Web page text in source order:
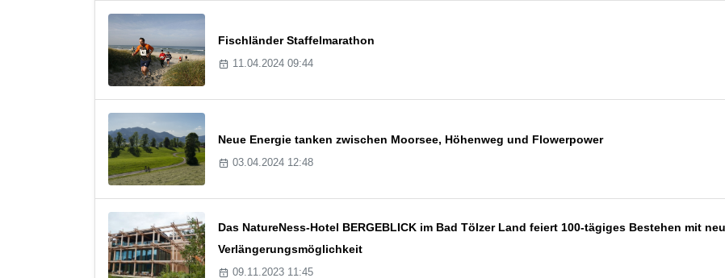
Fischländer Staffelmarathon
11.04.2024 09:44
Neue Energie tanken zwischen Moorsee, Höhenweg und Flowerpower
03.04.2024 12:48
Das NatureNess-Hotel BERGEBLICK im Bad Tölzer Land feiert 100-tägiges Bestehen mit
Verlängerungsmöglichkeit
09.11.2023 11:45